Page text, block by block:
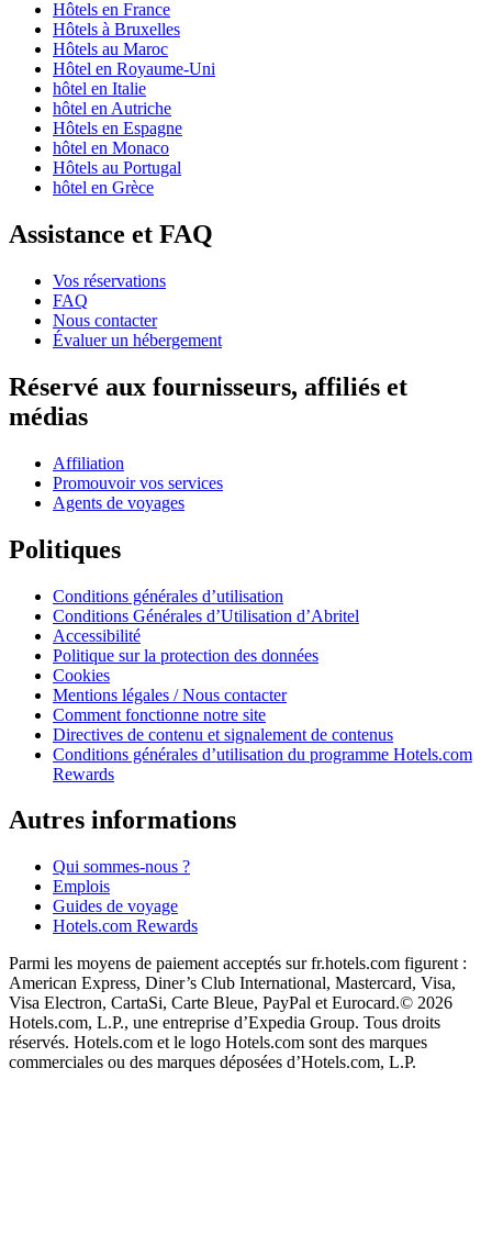
Hôtels en France
Hôtels à Bruxelles
Hôtels au Maroc
Hôtel en Royaume-Uni
hôtel en Italie
hôtel en Autriche
Hôtels en Espagne
hôtel en Monaco
Hôtels au Portugal
hôtel en Grèce
Assistance et FAQ
Vos réservations
FAQ
Nous contacter
Évaluer un hébergement
Réservé aux fournisseurs, affiliés et
médias
Affiliation
Promouvoir vos services
Agents de voyages
Politiques
Conditions générales d’utilisation
Conditions Générales d’Utilisation d’Abritel
Accessibilité
Politique sur la protection des données
Cookies
Mentions légales / Nous contacter
Comment fonctionne notre site
Directives de contenu et signalement de contenus
Conditions générales d’utilisation du programme Hotels.com
Rewards
Autres informations
Qui sommes-nous ?
Emplois
Guides de voyage
Hotels.com Rewards
Parmi les moyens de paiement acceptés sur fr.hotels.com figurent :
American Express, Diner’s Club International, Mastercard, Visa,
Visa Electron, CartaSi, Carte Bleue, PayPal et Eurocard.© 2026
Hotels.com, L.P., une entreprise d’Expedia Group. Tous droits
réservés. Hotels.com et le logo Hotels.com sont des marques
commerciales ou des marques déposées d’Hotels.com, L.P.